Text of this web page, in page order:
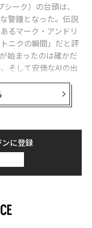
ップに登録する
「始まり」にすぎない
い人と話しているように
不足」という矛盾、原因と
習しもっとあなたに寄り添
ーク）の台頭は、
警鐘となった。伝説
るマーク・アンドリ
ニクの瞬間」だと評
始まったのは確かだ
そして安価なAIの出
かについては、現時
同じように、今回は
のように見える。し
、これほどの成果が
たのかは大きな謎と
ニクを開発した時代
。
に登録